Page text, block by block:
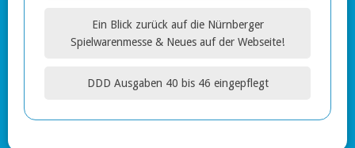
Ein Blick zurück auf die Nürnberger
Spielwarenmesse & Neues auf der Webseite!
DDD Ausgaben 40 bis 46 eingepflegt